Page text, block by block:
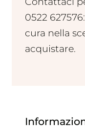
0522
cura nella
acquistare.